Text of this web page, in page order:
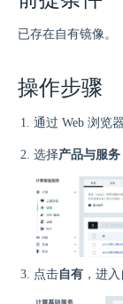
已存在自有镜像。
操作步骤
通过 Web 浏览
选择产品与服务
点击自有 ，进